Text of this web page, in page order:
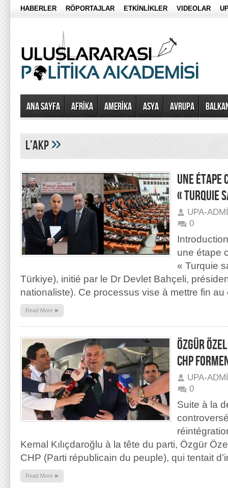
HABERLER RÖPORTAJLAR ETKİNLİKLER VIDEOLAR
Ana Sayfa AFRİKA AMERİKA ASYA AVRUPA
l’AKP»
UNE ÉTAPE
« TURQUIE
UPA-
0
une étape
« Turquie
Türkiye), initié par le Dr Devlet Bahçeli,
nationaliste). Ce processus vise à mettre fin au
Read More »
ÖZGÜR
CHP
UPA-
0
Suite à la
Kemal Kılıçdaroğlu à la tête du parti, Özgür
CHP (Parti républicain du peuple), qui tentait
Read More »